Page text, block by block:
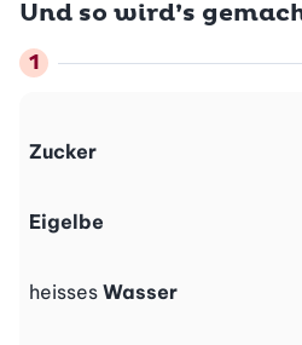
Und so wird’s
Zucker
Eigelbe
heisses Wasser